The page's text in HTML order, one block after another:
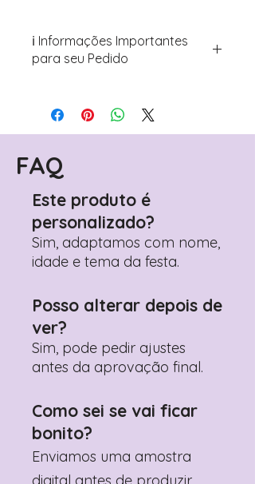
ℹ️ Informações Importantes
para seu Pedido
Avance para a página de checkout
(próximo passo após o carrinho)
Encontre o campo de "Notas do
Pedido"
Adicione ali todos os detalhes de
Prefere fazer seu pedido pelo
WhatsApp? Clique aqui para nos
contactar: +351 960 119 353
FAQ
Este produto é
personalizado?
Sim, adaptamos com nome,
idade e tema da festa.
Posso alterar depois de
ver?
Sim, pode pedir ajustes
antes da aprovação final.
Como sei se vai ficar
bonito?
Enviamos uma amostra